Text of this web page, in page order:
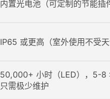
内置光电池（可定制的节能插
IP65 或更高（室外使用不受天
50,000+ 小时（LED），5-8
只需极少维护